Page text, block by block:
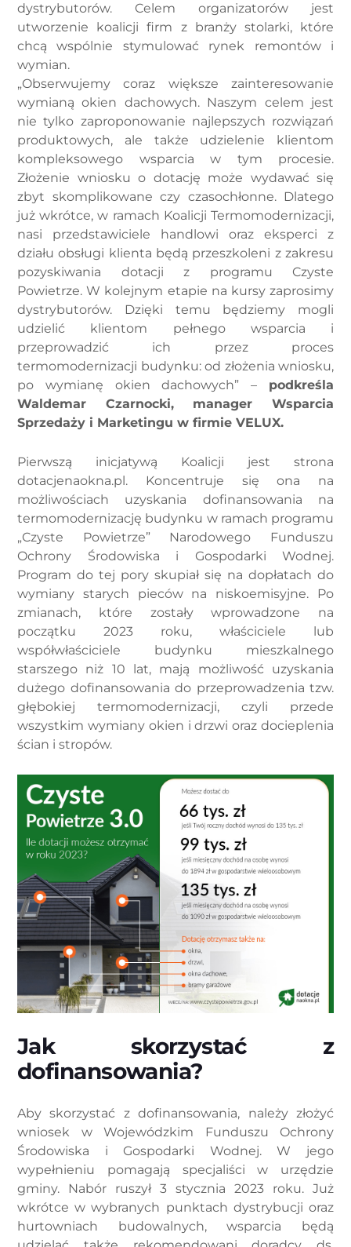
dystrybutorów. Celem organizatorów jest
utworzenie koalicji firm z branży stolarki, które
chcą wspólnie stymulować rynek remontów i
wymian.
„Obserwujemy coraz większe zainteresowanie
wymianą okien dachowych. Naszym celem jest
nie tylko zaproponowanie najlepszych rozwiązań
produktowych, ale także udzielenie klientom
kompleksowego wsparcia w tym procesie.
Złożenie wniosku o dotację może wydawać się
zbyt skomplikowane czy czasochłonne. Dlatego
już wkrótce, w ramach Koalicji Termomodernizacji,
nasi przedstawiciele handlowi oraz eksperci z
działu obsługi klienta będą przeszkoleni z zakresu
pozyskiwania dotacji z programu Czyste
Powietrze. W kolejnym etapie na kursy zaprosimy
dystrybutorów. Dzięki temu będziemy mogli
udzielić klientom pełnego wsparcia i
przeprowadzić ich przez proces
termomodernizacji budynku: od złożenia wniosku,
po wymianę okien dachowych” – podkreśla
Waldemar Czarnocki, manager Wsparcia
Sprzedaży i Marketingu w firmie VELUX.
Pierwszą inicjatywą Koalicji jest strona
dotacjenaokna.pl. Koncentruje się ona na
możliwościach uzyskania dofinansowania na
termomodernizację budynku w ramach programu
„Czyste Powietrze” Narodowego Funduszu
Ochrony Środowiska i Gospodarki Wodnej.
Program do tej pory skupiał się na dopłatach do
wymiany starych pieców na niskoemisyjne. Po
zmianach, które zostały wprowadzone na
początku 2023 roku, właściciele lub
współwłaściciele budynku mieszkalnego
starszego niż 10 lat, mają możliwość uzyskania
dużego dofinansowania do przeprowadzenia tzw.
głębokiej termomodernizacji, czyli przede
wszystkim wymiany okien i drzwi oraz docieplenia
ścian i stropów.
Jak skorzystać z
dofinansowania?
Aby skorzystać z dofinansowania, należy złożyć
wniosek w Wojewódzkim Funduszu Ochrony
Środowiska i Gospodarki Wodnej. W jego
wypełnieniu pomagają specjaliści w urzędzie
gminy. Nabór ruszył 3 stycznia 2023 roku. Już
wkrótce w wybranych punktach dystrybucji oraz
hurtowniach budowalnych, wsparcia będą